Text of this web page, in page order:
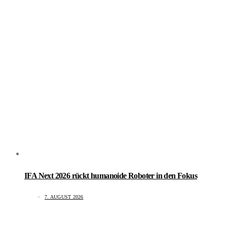
IFA Next 2026 rückt humanoide Roboter in den Fokus
7. AUGUST 2026